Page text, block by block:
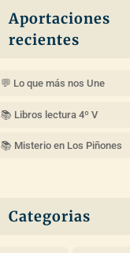
Aportaciones
recientes
💬 Lo que más nos Une
📚 Libros lectura 4º V
📚 Misterio en Los Piñones
Categorias